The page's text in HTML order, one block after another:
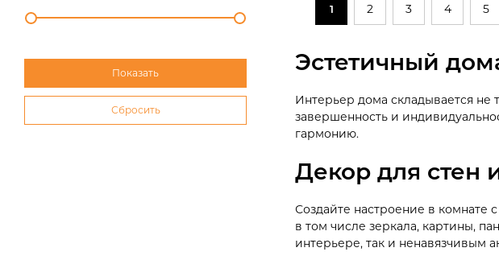
1 2 3 4 5
Эстетичный
Интерьер дома складывается не
завершенность и
гармонию.
Декор для стен
Создайте настроение в
в том числе зеркала, картины,
интерьере, так и ненавязчивым